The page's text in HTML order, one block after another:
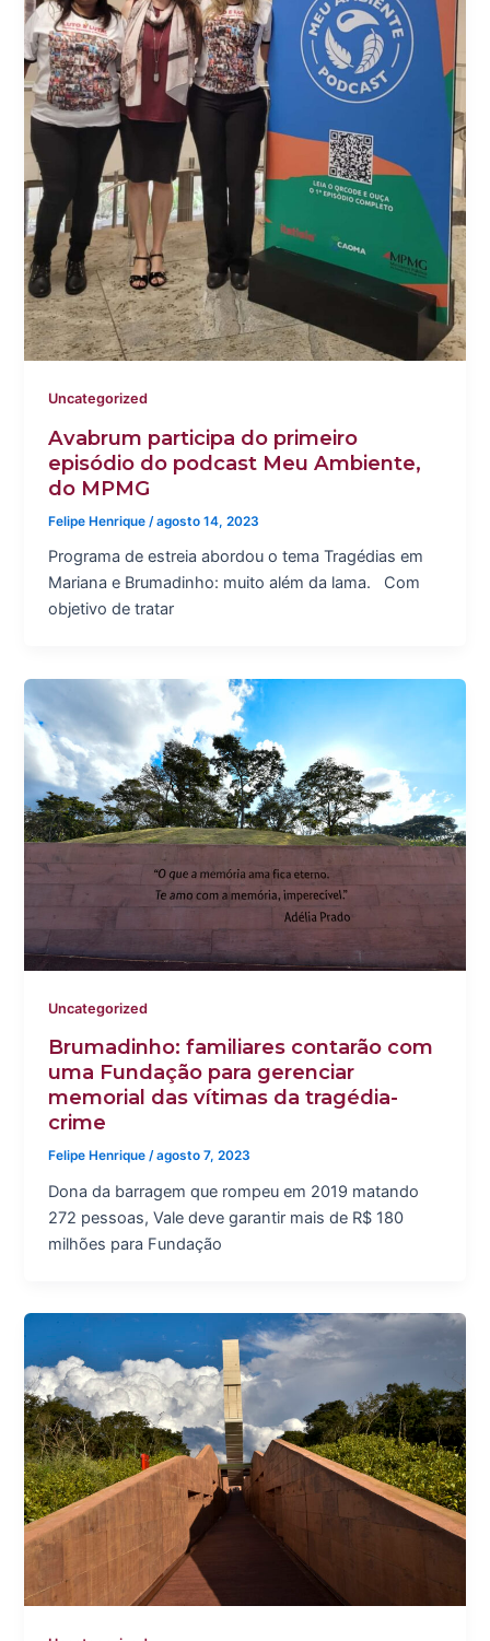
Uncategorized
Avabrum participa do primeiro
episódio do podcast Meu Ambiente,
do MPMG
Felipe Henrique /agosto 14, 2023
Programa de estreia abordou o tema Tragédias em
Mariana e Brumadinho: muito além da lama. Com
objetivo de tratar
Uncategorized
Brumadinho: familiares contarão com
uma Fundação para gerenciar
memorial das vítimas da tragédia-
crime
Felipe Henrique/agosto 7, 2023
Dona da barragem que rompeu em 2019 matando
272 pessoas, Vale deve garantir mais de R$ 180
milhões para Fundação